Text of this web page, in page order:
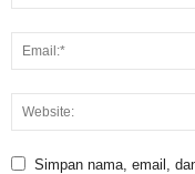
Simpan nama, email,